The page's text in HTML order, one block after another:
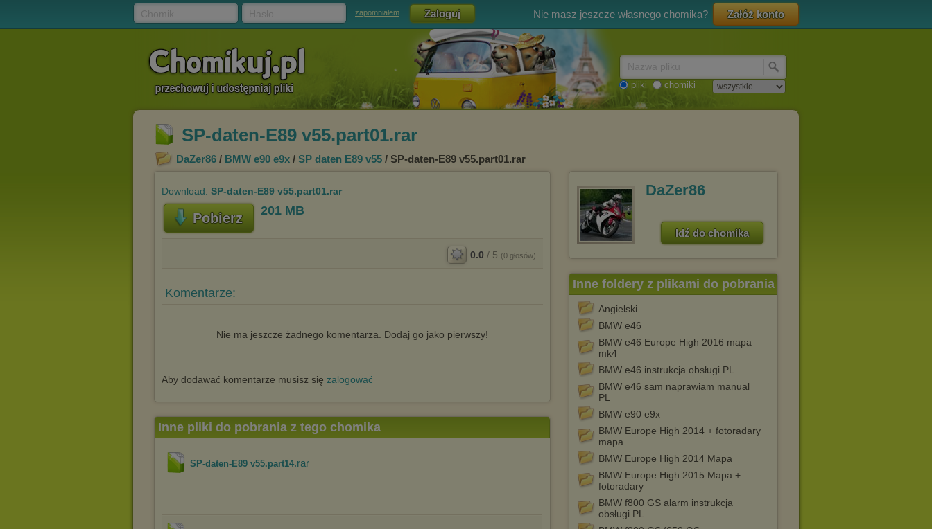
zapomniałem Nie masz jeszcze własnego chomika? Załóż konto
pliki chomiki
SP-daten-E89 v55.part01.rar
DaZer86 / BMW e90 e9x / SP daten E89 v55 / SP-daten-E89 v55.part01.rar
Download: SP-daten-E89 v55.part01.rar
Pobierz 201 MB
0.0 / 5 (0 głosów)
Komentarze:
Nie ma jeszcze żadnego komentarza. Dodaj go jako pierwszy!
Aby dodawać komentarze musisz się zalogować
DaZer86
Idź do chomika
Inne foldery z plikami do pobrania
Angielski
BMW e46
BMW e46 Europe High 2016 mapa
mk4
BMW e46 instrukcja obsługi PL
BMW e46 sam naprawiam manual
PL
BMW e90 e9x
BMW Europe High 2014 + fotoradary
mapa
BMW Europe High 2014 Mapa
BMW Europe High 2015 Mapa +
fotoradary
BMW f800 GS alarm instrukcja
obsługi PL
Inne pliki do pobrania z tego chomika
SP-daten-E89 v55.part14.rar